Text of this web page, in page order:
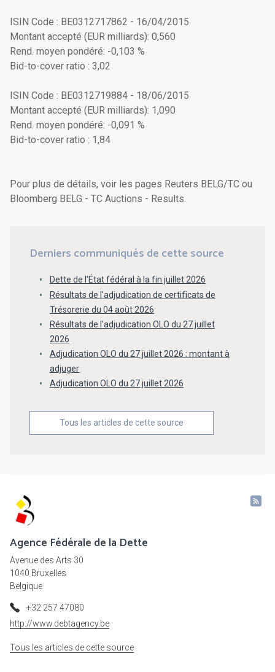
ISIN Code : BE0312717862 - 16/04/2015
Montant accepté (EUR milliards): 0,560
Rend. moyen pondéré: -0,103 %
Bid-to-cover ratio : 3,02
ISIN Code : BE0312719884 - 18/06/2015
Montant accepté (EUR milliards): 1,090
Rend. moyen pondéré: -0,091 %
Bid-to-cover ratio : 1,84
Pour plus de détails, voir les pages Reuters BELG/TC ou
Bloomberg BELG - TC Auctions - Results.
Derniers communiqués de cette source
Dette de l’État fédéral à la fin juillet 2026
Résultats de l'adjudication de certificats de
Trésorerie du 04 août 2026
Résultats de l'adjudication OLO du 27 juillet
2026
Adjudication OLO du 27 juillet 2026 : montant à
adjuger
Adjudication OLO du 27 juillet 2026
Tous les articles de cette source
Agence Fédérale de la Dette
Avenue des Arts 30
1040 Bruxelles
Belgique
+32 257 47080
http://www.debtagency.be
Tous les articles de cette source